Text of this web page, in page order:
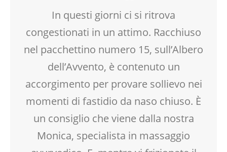
NONNI
RIEQUILIBRIO ENERGETICO
VIA FARUFFINI
In questi giorni ci si ritrova
congestionati in un attimo. Racchiuso
nel pacchettino numero 15, sull’Albero
dell’Avvento, è contenuto un
accorgimento per provare sollievo nei
momenti di fastidio da naso chiuso. È
un consiglio che viene dalla nostra
Monica, specialista in massaggio